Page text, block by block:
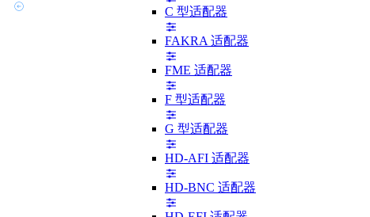
C 型适配器
FAKRA 适配器
FME 适配器
F 型适配器
G 型适配器
HD-AFI 适配器
HD-BNC 适配器